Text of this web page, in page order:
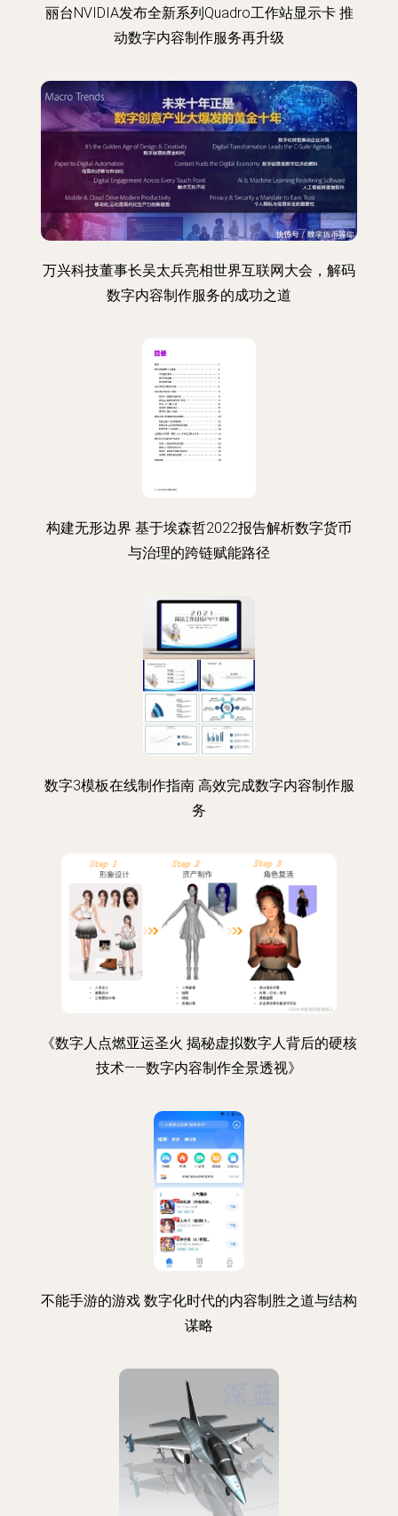
丽台NVIDIA发布全新系列Quadro工作站显示卡 推
动数字内容制作服务再升级
万兴科技董事长吴太兵亮相世界互联网大会，解码
数字内容制作服务的成功之道
构建无形边界 基于埃森哲2022报告解析数字货币
与治理的跨链赋能路径
数字3模板在线制作指南 高效完成数字内容制作服
务
《数字人点燃亚运圣火 揭秘虚拟数字人背后的硬核
技术——数字内容制作全景透视》
不能手游的游戏 数字化时代的内容制胜之道与结构
谋略